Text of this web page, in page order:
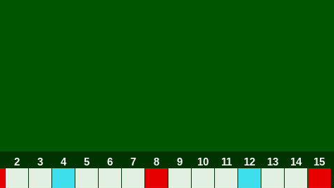
2 3 4 5 6 7 8 9 10 11 12 13 14
15